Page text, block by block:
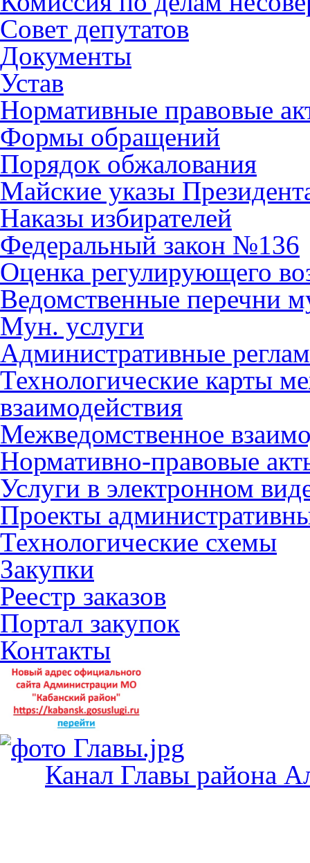
Совет депутатов
Документы
Устав
Нормативные правовые
Формы обращений
Порядок обжалования
Майские указы
Наказы избирателей
Федеральный закон №136
Оценка регулирующего
Ведомственные перечни
Мун. услуги
Административные
Технологические карты
взаимодействия
Межведомственное
Нормативно-правовые
Услуги в электронном
Проекты
Технологические схемы
Закупки
Реестр заказов
Портал закупок
Контакты
Канал Главы района